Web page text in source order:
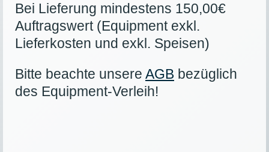
Bei Lieferung mindestens 150,00€
Auftragswert (Equipment exkl.
Lieferkosten und exkl. Speisen)
Bitte beachte unsere AGB bezüglich
des Equipment-Verleih!